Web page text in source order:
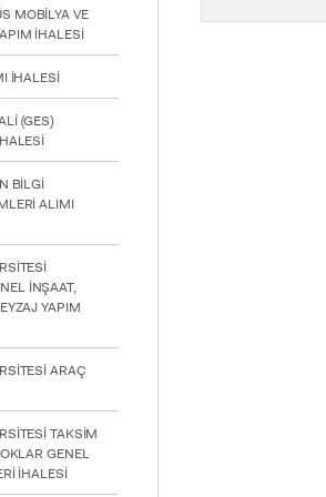
MOBİLYA VE
İHALESİ
İHALESİ
(GES)
BİLGİ
ALIMI
İNŞAAT,
YAPIM
ARAÇ
TAKSİM
GENEL
İHALESİ